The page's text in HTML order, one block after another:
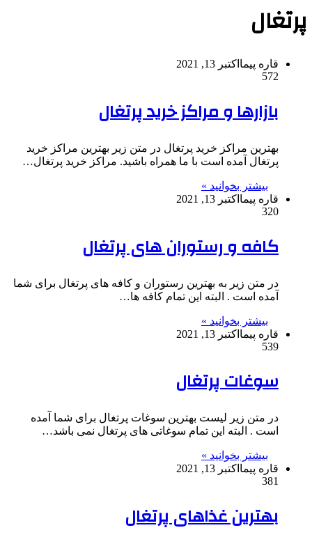
پرتغال
قاره پیما اکتبر 13, 2021
572
بازارها و مراکز خرید پرتغال
بهترین مراکز خرید پرتغال در متن زیر بهترین مراکز خرید
پرتغال آمده است با ما همراه باشید. مراکز خرید پرتغال…
بیشتر بخوانید »
قاره پیما اکتبر 13, 2021
320
کافه و رستوران های پرتغال
در متن زیر به بهترین رستوران و کافه های پرتغال برای شما
آمده است . البته این تمام کافه ها…
بیشتر بخوانید »
قاره پیما اکتبر 13, 2021
539
سوغات پرتغال
در متن زیر لیست بهترین سوغات پرتغال برای شما آمده
است . البته این تمام سوغاتی های پرتغال نمی باشد…
بیشتر بخوانید »
قاره پیما اکتبر 13, 2021
381
بهترین غذاهای پرتغال